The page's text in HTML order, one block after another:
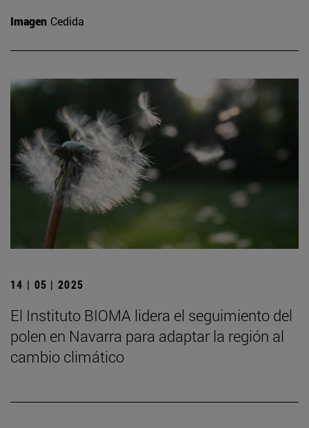
Imagen Cedida
14 | 05 | 2025
El Instituto BIOMA lidera el seguimiento del
polen en Navarra para adaptar la región al
cambio climático